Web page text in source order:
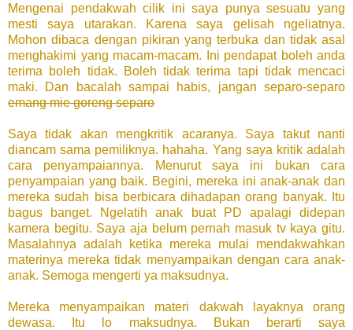
Mengenai pendakwah cilik ini saya punya sesuatu yang
mesti saya utarakan. Karena saya gelisah ngeliatnya.
Mohon dibaca dengan pikiran yang terbuka dan tidak asal
menghakimi yang macam-macam. Ini pendapat boleh anda
terima boleh tidak. Boleh tidak terima tapi tidak mencaci
maki. Dan bacalah sampai habis, jangan separo-separo
emang mie goreng separo
Saya tidak akan mengkritik acaranya. Saya takut nanti
diancam sama pemiliknya. hahaha. Yang saya kritik adalah
cara penyampaiannya. Menurut saya ini bukan cara
penyampaian yang baik. Begini, mereka ini anak-anak dan
mereka sudah bisa berbicara dihadapan orang banyak. Itu
bagus banget. Ngelatih anak buat PD apalagi didepan
kamera begitu. Saya aja belum pernah masuk tv kaya gitu.
Masalahnya adalah ketika mereka mulai mendakwahkan
materinya mereka tidak menyampaikan dengan cara anak-
anak. Semoga mengerti ya maksudnya.
Mereka menyampaikan materi dakwah layaknya orang
dewasa. Itu lo maksudnya. Bukan berarti saya